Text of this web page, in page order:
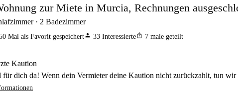
zur Miete in Murcia, Rechnungen
2 Badezimmer
Mal als Favorit gespeichertperson 33 Interessierteios_share 7 male geteilt
Kaution
für dich da! Wenn dein Vermieter deine Kaution nicht zurückzahlt, tun wir